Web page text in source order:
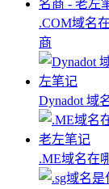
.COM域名
商
Dynadot 域
.ME域名在